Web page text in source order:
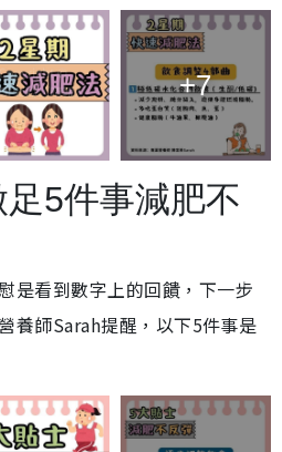
+7
5件事減肥不
是看到數字上的回饋，下一步
養師Sarah提醒，以下5件事是